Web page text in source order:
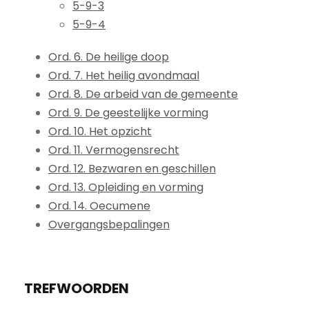
5-9-3
5-9-4
Ord. 6. De heilige doop
Ord. 7. Het heilig avondmaal
Ord. 8. De arbeid van de gemeente
Ord. 9. De geestelijke vorming
Ord. 10. Het opzicht
Ord. 11. Vermogensrecht
Ord. 12. Bezwaren en geschillen
Ord. 13. Opleiding en vorming
Ord. 14. Oecumene
Overgangsbepalingen
TREFWOORDEN